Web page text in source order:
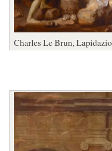
Charles Le Brun,